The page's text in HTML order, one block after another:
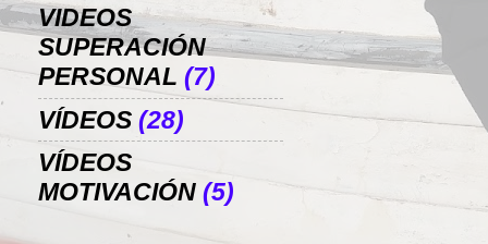
VIDEOS
SUPERACIÓN
PERSONAL (7)
VÍDEOS (28)
VÍDEOS
MOTIVACIÓN (5)